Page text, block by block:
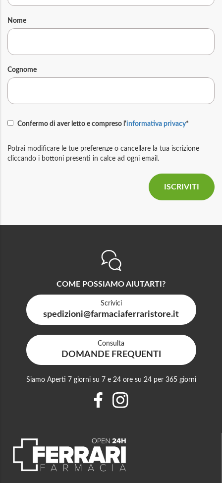
Nome
Cognome
Confermo di aver letto e compreso l'informativa privacy*
Potrai modificare le tue preferenze o cancellare la tua iscrizione
cliccando i bottoni presenti in calce ad ogni email.
COME POSSIAMO AIUTARTI?
Scrivici
spedizioni@farmaciaferraristore.it
Consulta
DOMANDE FREQUENTI
Siamo Aperti 7 giorni su 7 e 24 ore su 24 per 365 giorni